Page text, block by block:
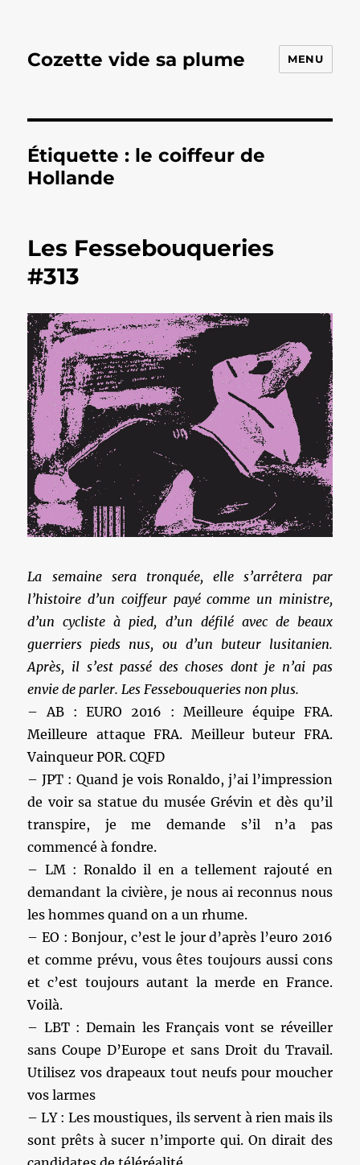
Cozette vide sa plume MENU
Étiquette : le coiffeur de
Hollande
Les Fessebouqueries
#313
La semaine sera tronquée, elle s’arrêtera par
l’histoire d’un coiffeur payé comme un ministre,
d’un cycliste à pied, d’un défilé avec de beaux
guerriers pieds nus, ou d’un buteur lusitanien.
Après, il s’est passé des choses dont je n’ai pas
envie de parler. Les Fessebouqueries non plus.
– AB : EURO 2016 : Meilleure équipe FRA.
Meilleure attaque FRA. Meilleur buteur FRA.
Vainqueur POR. CQFD
– JPT : Quand je vois Ronaldo, j’ai l’impression
de voir sa statue du musée Grévin et dès qu’il
transpire, je me demande s’il n’a pas
commencé à fondre.
– LM : Ronaldo il en a tellement rajouté en
demandant la civière, je nous ai reconnus nous
les hommes quand on a un rhume.
– EO : Bonjour, c’est le jour d’après l’euro 2016
et comme prévu, vous êtes toujours aussi cons
et c’est toujours autant la merde en France.
Voilà.
– LBT : Demain les Français vont se réveiller
sans Coupe D’Europe et sans Droit du Travail.
Utilisez vos drapeaux tout neufs pour moucher
vos larmes
– LY : Les moustiques, ils servent à rien mais ils
sont prêts à sucer n’importe qui. On dirait des